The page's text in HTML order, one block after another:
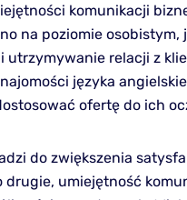
komunikacji
na poziomie
utrzymywanie relacji z
języka
ofertę do ich
do zwiększenia
drugie, umiejętność